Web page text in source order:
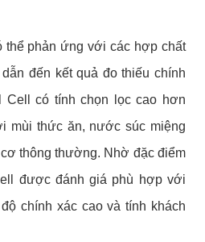
thể phản ứng với các hợp chất
đến kết quả đo thiếu chính
Cell có tính chọn lọc cao hơn
mùi thức ăn, nước súc miệng
thông thường. Nhờ đặc điểm
được đánh giá phù hợp với
chính xác cao và tính khách